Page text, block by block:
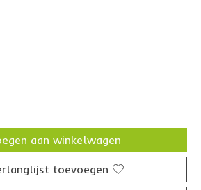
aan winkelwagen
toevoegen